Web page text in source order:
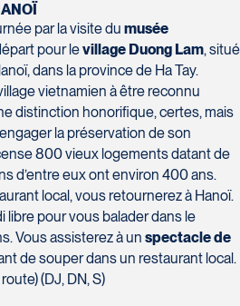
par la visite du musée
pour levillage Duong Lam, situé
dans la province de Ha Tay.
vietnamien à être reconnu
distinction honorifique, certes, mais
la préservation de son
800 vieux logements datant de
d’entre eux ont environ 400 ans.
local, vous retournerez à Hanoï.
libre pour vous balader dans le
Vous assisterez à un spectacle de
de souper dans un restaurant local.
(DJ, DN, S)
561-2967
869-2439
869-2439